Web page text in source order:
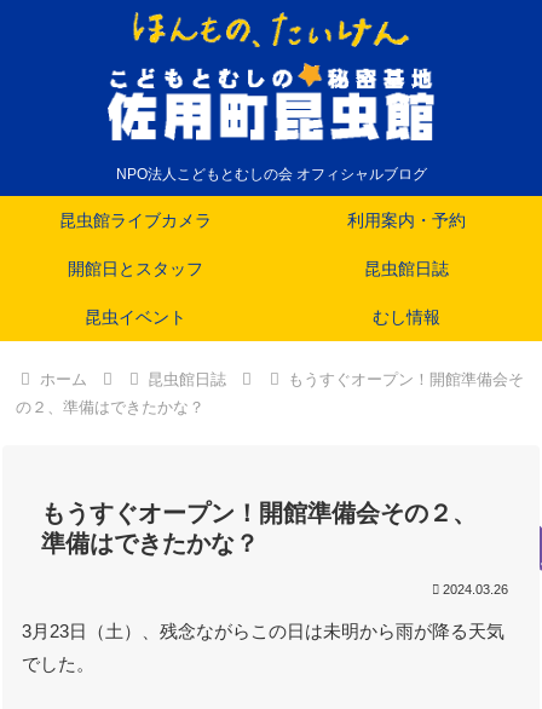
NPO法人こどもとむしの会 オフィシャルブログ
昆虫館ライブカメラ 利用案内・予約
開館日とスタッフ 昆虫館日誌
昆虫イベント むし情報
ホーム 昆虫館日誌
もうすぐオープン！開館準備会そ
の２、準備はできたかな？
もうすぐオープン！開館準備会その２、
準備はできたかな？
2024.03.26
3月23日（土）、残念ながらこの日は未明から雨が降る天気
でした。